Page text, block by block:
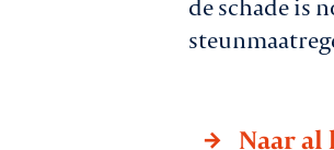
de schade is
Naar al